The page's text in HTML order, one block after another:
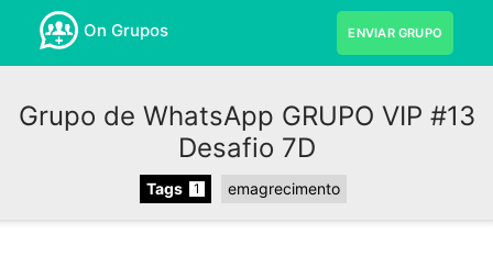
On Grupos ENVIAR GRUPO
Grupo de WhatsApp GRUPO VIP #13
Desafio 7D
Tags 1 emagrecimento